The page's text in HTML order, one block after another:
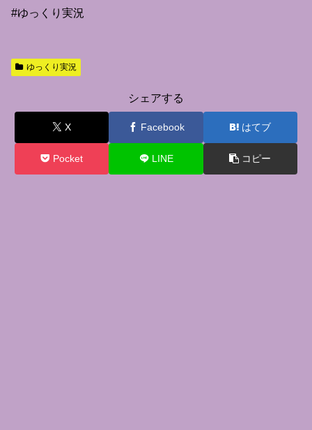
#ゆっくり実況
ゆっくり実況
シェアする
X Facebook はてブ
Pocket LINE コピー